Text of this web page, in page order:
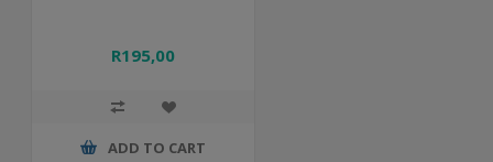
R195,00
ADD TO CART